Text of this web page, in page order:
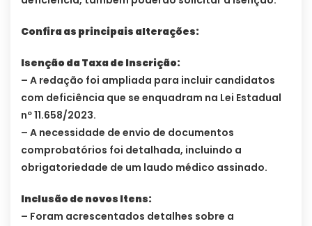
Confira as principais alterações:
Isenção da Taxa de Inscrição:
– A redação foi ampliada para incluir candidatos
com deficiência que se enquadram na Lei Estadual
nº 11.658/2023.
– A necessidade de envio de documentos
comprobatórios foi detalhada, incluindo a
obrigatoriedade de um laudo médico assinado.
Inclusão de novos Itens:
– Foram acrescentados detalhes sobre a